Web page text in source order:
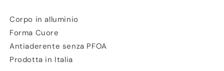
in
Alluminio
-
Accademia
Mugnano
in
-
Mugnano
Corpo in alluminio
Forma Cuore
Antiaderente senza PFOA
Prodotta in Italia